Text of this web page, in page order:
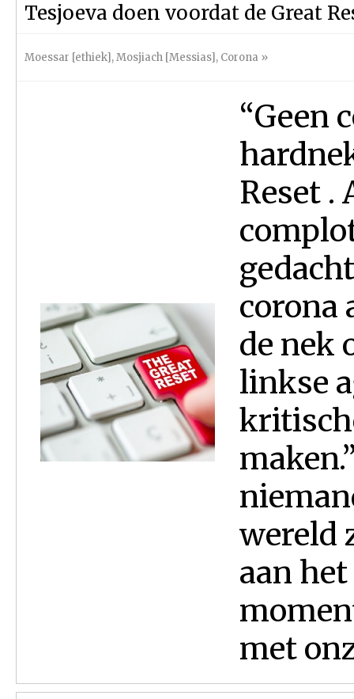
Tesjoeva doen voordat de Great
Moessar [ethiek],Mosjiach [Messias], Corona »
“Geen
Reset .
corona
de nek
linkse
wereld
aan
met